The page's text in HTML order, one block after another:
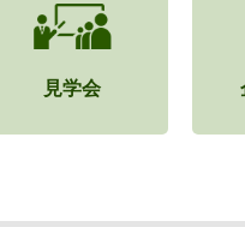
見学会